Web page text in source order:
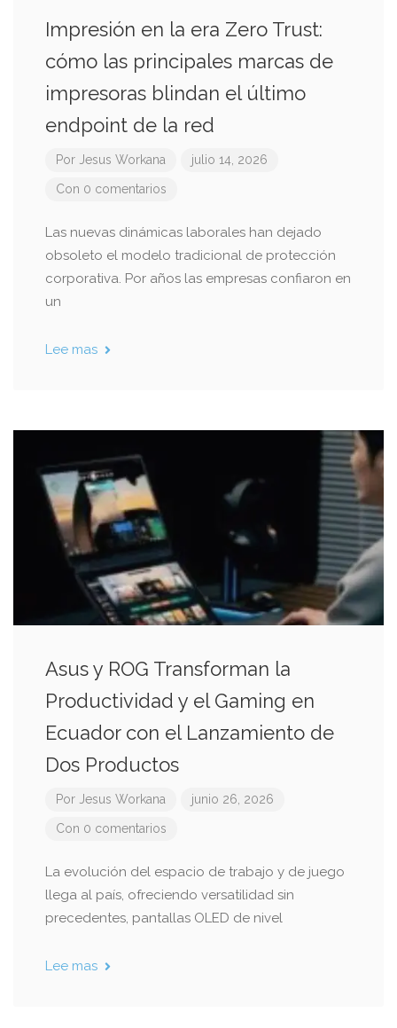
Impresión en la era Zero Trust:
cómo las principales marcas de
impresoras blindan el último
endpoint de la red
Por Jesus Workana julio 14, 2026
Con 0 comentarios
Las nuevas dinámicas laborales han dejado
obsoleto el modelo tradicional de protección
corporativa. Por años las empresas confiaron en
un
Lee mas
Asus y ROG Transforman la
Productividad y el Gaming en
Ecuador con el Lanzamiento de
Dos Productos
Por Jesus Workana junio 26, 2026
Con 0 comentarios
La evolución del espacio de trabajo y de juego
llega al país, ofreciendo versatilidad sin
precedentes, pantallas OLED de nivel
Lee mas